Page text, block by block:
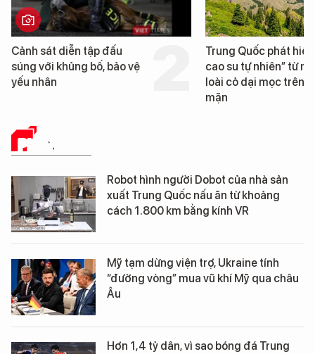
Cảnh sát diễn tập đấu
súng với khủng bố, bảo vệ
yếu nhân
Trung Quốc phát hiện
cao su tự nhiên” từ
loài cỏ dại mọc trên
mặn
PHÂN TÍCH
Robot hình người Dobot của nhà sản
xuất Trung Quốc nấu ăn từ khoảng
cách 1.800 km bằng kính VR
Mỹ tạm dừng viện trợ, Ukraine tính
“đường vòng” mua vũ khí Mỹ qua châu
Âu
Hơn 1,4 tỷ dân, vì sao bóng đá Trung